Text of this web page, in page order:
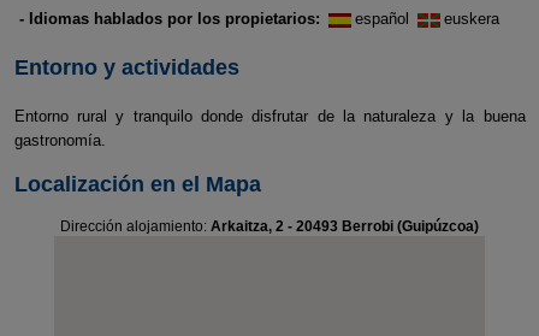
- Idiomas hablados por los propietarios: español euskera
Entorno y actividades
Entorno rural y tranquilo donde disfrutar de la naturaleza y la buena
gastronomía.
Localización en el Mapa
Dirección alojamiento: Arkaitza, 2 - 20493 Berrobi (Guipúzcoa)